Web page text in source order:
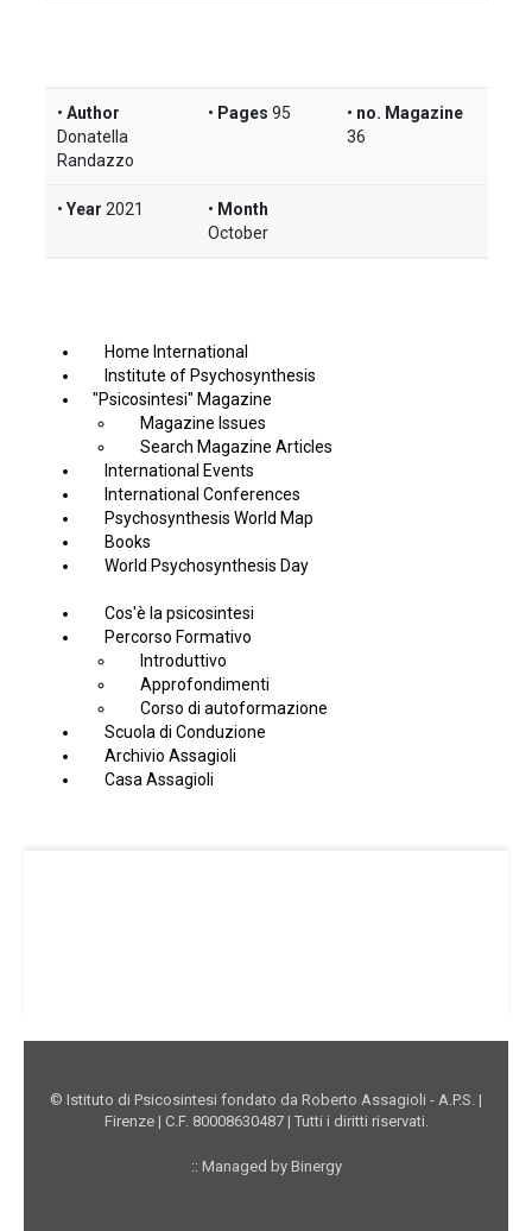
Author
Donatella
Randazzo
Pages 95
no. Magazine
36
Year 2021
Month
October
Home International
Institute of Psychosynthesis
"Psicosintesi" Magazine
Magazine Issues
Search Magazine Articles
International Events
International Conferences
Psychosynthesis World Map
Books
World Psychosynthesis Day
Cos'è la psicosintesi
Percorso Formativo
Introduttivo
Approfondimenti
Corso di autoformazione
Scuola di Conduzione
Archivio Assagioli
Casa Assagioli
© Istituto di Psicosintesi fondato da Roberto Assagioli - A.P.S. |
Firenze | C.F. 80008630487 | Tutti i diritti riservati.
:: Managed by Binergy